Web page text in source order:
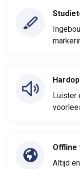
Luister
Offline
Altijd